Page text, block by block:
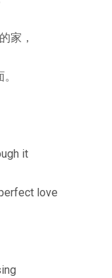
家，
it
love